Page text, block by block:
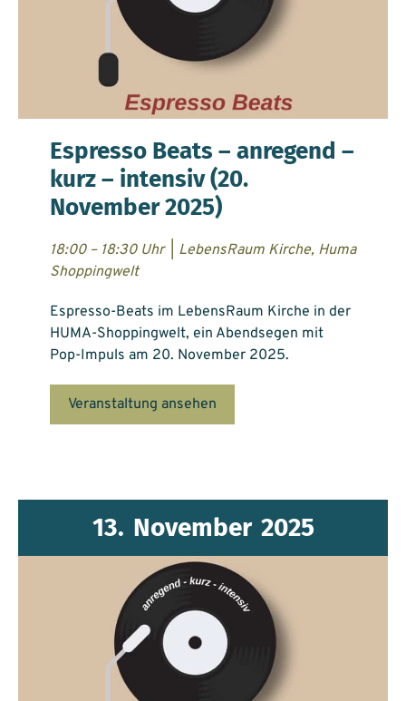
Espresso Beats – anregend –
kurz – intensiv (20.
November 2025)
18:00 – 18:30 Uhr
LebensRaum Kirche, Huma
Shoppingwelt
Espresso-Beats im LebensRaum Kirche in der
HUMA-Shoppingwelt, ein Abendsegen mit
Pop-Impuls am 20. November 2025.
Veranstaltung ansehen
13. November 2025